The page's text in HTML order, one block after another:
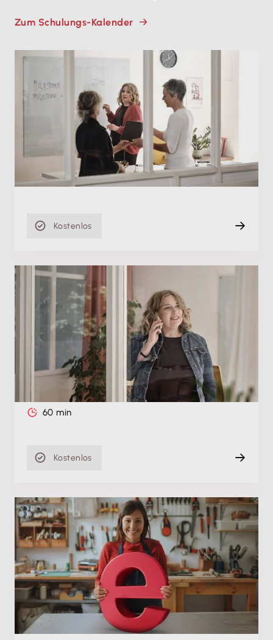
Zum Schulungs-Kalender
Lohn & Gehalt: Die wichtigsten Schritte auf dem
Weg zur ersten Abrechnung
Mo. 24.08.2026, 08:00 Uhr
Live (Online)
60 min
Kostenlos
Produktschulung
Die beste Verbindung zur Steuerberatung:
Schulung zur Zusammenarbeit mit
Steuerkanzleien
Do. 27.08.2026, 11:00 Uhr
Live (Online)
60 min
Kostenlos
Produktschulung
E-Rechnungspflicht: Einfach umsetzen mit
Lexware Office (ehem. lexoffice)
Di. 08.09.2026, 07:00 Uhr
Live (Online)